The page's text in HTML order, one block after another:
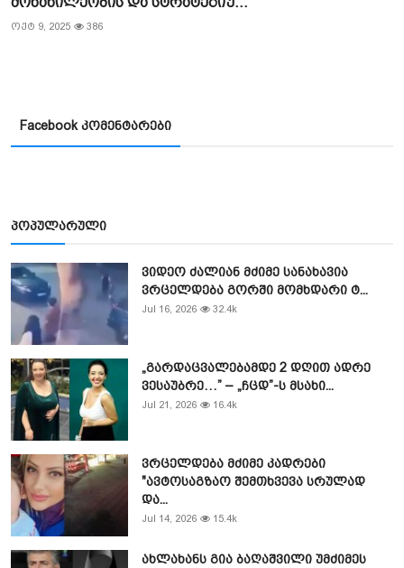
ოქტ 9, 2025 386
Facebook კომენტარები
პოპულარული
ვიდეო ძალიან მძიმე სანახავია
ვრცელდება გორში მომხდარი ტ...
Jul 16, 2026 32.4k
„გარდაცვალებამდე 2 დღით ადრე
ვესაუბრე…” – „ჩცდ”-ს მსახი...
Jul 21, 2026 16.4k
ვრცელდება მძიმე კადრები
"ავტოსაგზაო შემთხვევა სრულად
და...
Jul 14, 2026 15.4k
ახლახანს გია ბაღაშვილი უმძიმეს